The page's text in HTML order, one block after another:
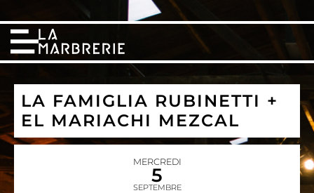
LA FAMIGLIA RUBINETTI +
EL MARIACHI MEZCAL
MERCREDI
5
SEPTEMBRE